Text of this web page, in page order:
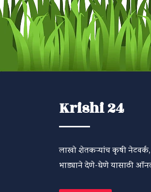
Krishi 24
लाखो शेतकऱ्यांच कृषी नेटवर्क,
भाड्याने देणे-घेणे यासाठी